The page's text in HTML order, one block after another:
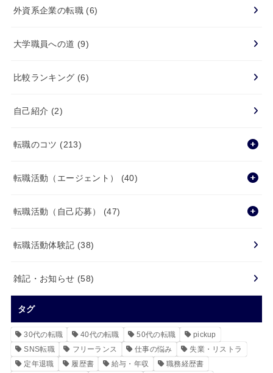
外資系企業の転職 (6)
大学職員への道 (9)
比較ランキング (6)
自己紹介 (2)
転職のコツ (213)
転職活動（エージェント） (40)
転職活動（自己応募） (47)
転職活動体験記 (38)
雑記・お知らせ (58)
タグ
30代の転職 40代の転職 50代の転職
pickup
SNS転職
フリーランス 仕事の悩み
失業・リストラ
定年退職
履歴書 給与・年収
職務経歴書